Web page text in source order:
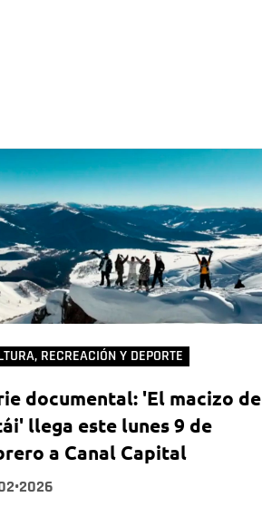
RECREACIÓN Y DEPORTE
documental: 'El macizo de
llega este lunes 9 de
a Canal Capital